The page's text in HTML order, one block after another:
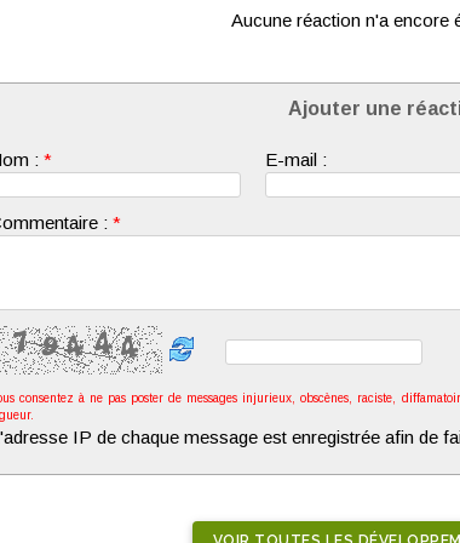
Aucune réaction n'a encore
Ajouter une
: * E-mail :
: *
consentez à ne pas poster de messages injurieux, obscènes, raciste,
IP de chaque message est enregistrée afin de